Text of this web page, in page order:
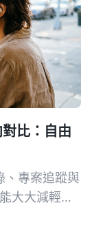
比：自由
、專案追蹤與
大大減輕負